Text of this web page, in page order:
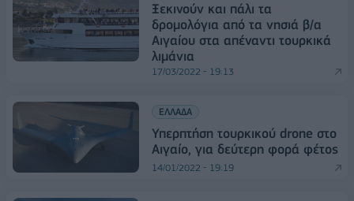
Ξεκινούν και πάλι τα
δρομολόγια από τα νησιά β/α
Αιγαίου στα απέναντι τουρκικά
λιμάνια
17/03/2022 - 19:13
ΕΛΛΑΔΑ
Υπερπτήση τουρκικού drone στο
Αιγαίο, για δεύτερη φορά φέτος
14/01/2022 - 19:19